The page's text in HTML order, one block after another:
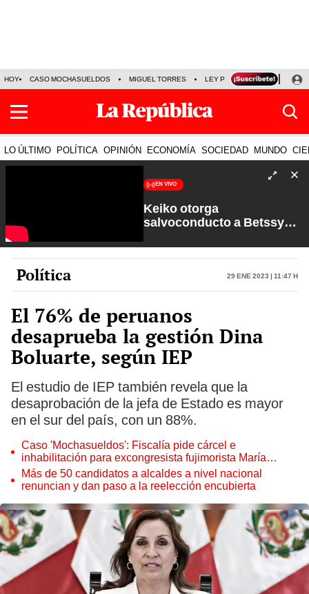
HOY CASO MOCHASUELDOS MIGUEL TORRES LEY PULPÍN PRECIO DEL
LO ÚLTIMO POLÍTICA OPINIÓN ECONOMÍA SOCIEDAD MUNDO
EN VIVO
Keiko otorga
salvoconducto a Betssy
Petroperú | Sin Guion con
Rosa María Palacios
Política 29 Ene 2023 | 11:47 h
El 76% de peruanos
desaprueba la gestión Dina
Boluarte, según IEP
El estudio de IEP también revela que la
desaprobación de la jefa de Estado es mayor
en el sur del país, con un 88%.
Caso 'Mochasueldos': Fiscalía pide cárcel e
inhabilitación para excongresista fujimorista María
Cordero Jon Tay
Más de 50 candidatos a alcaldes a nivel nacional
renuncian y dan paso a la reelección encubierta